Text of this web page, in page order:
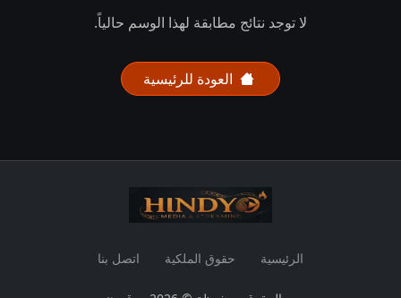
لا توجد نتائج مطابقة لهذا الوسم حالياً.
العودة للرئيسية
الرئيسية حقوق الملكية اتصل بنا